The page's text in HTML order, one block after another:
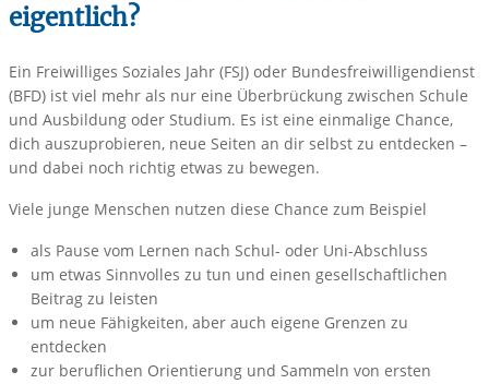
eigentlich?
Ein Freiwilliges Soziales Jahr (FSJ) oder Bundesfreiwilligendienst
(BFD) ist viel mehr als nur eine Überbrückung zwischen Schule
und Ausbildung oder Studium. Es ist eine einmalige Chance,
dich auszuprobieren, neue Seiten an dir selbst zu entdecken –
und dabei noch richtig etwas zu bewegen.
Viele junge Menschen nutzen diese Chance zum Beispiel
als Pause vom Lernen nach Schul- oder Uni-Abschluss
um etwas Sinnvolles zu tun und einen gesellschaftlichen
Beitrag zu leisten
um neue Fähigkeiten, aber auch eigene Grenzen zu
entdecken
zur beruflichen Orientierung und Sammeln von ersten